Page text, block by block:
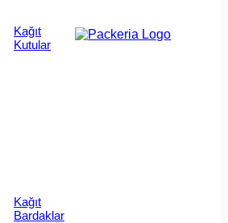
Kağıt
Kutular
Kağıt
Bardaklar